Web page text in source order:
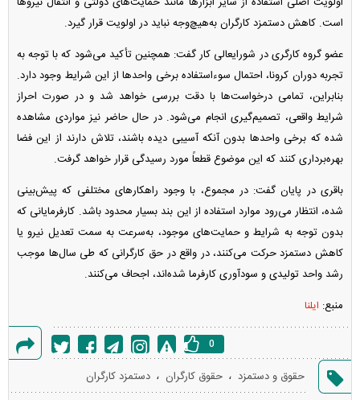
است. کاهش دستمزد کارگران به‌هیچ‌وجه نباید در اولویت قرار گیرد.
عضو گروه کارگری در شورایعالی کار گفت: همچنین تأکید می‌شود که با توجه به
تجربه دوران کرونا، احتمال سوءاستفاده برخی واحد‌ها از این شرایط وجود دارد.
بنابراین، تمامی درخواست‌ها با دقت بررسی خواهد شد و در صورت احراز
شرایط واقعی، تصمیم‌گیری انجام می‌شود. در حال حاضر نیز مواردی مشاهده
شده که برخی واحد‌ها بدون آنکه آسیبی دیده باشند، تلاش دارند از این فضا
بهره‌برداری کنند که این موضوع قطعاً مورد رسیدگی قرار خواهد گرفت.
باقری در پایان گفت: در مجموع، با وجود راهکار‌های مختلفی که پیش‌بینی
شده، انتظار می‌رود موارد استفاده از این بند بسیار محدود باشد. کارفرمایانی که
بدون توجه به شرایط و حمایت‌های موجود، به‌سرعت به سمت تعدیل نیرو یا
کاهش دستمزد حرکت می‌کنند، در واقع در حق کارگرانی که طی سال‌ها موجب
رشد واحد تولیدی و سودآوری کارفرما شده‌اند، اجحاف می‌کنند.
منبع: ایلنا
گزارش
خطا
0
حقوق و دستمزد ، حقوق کارگران ، دستمزد کارگران